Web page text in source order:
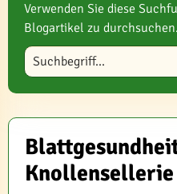
Verwenden Sie diese
Blogartikel zu durchsuchen.
Blog durchsuchen
Knollensellerie